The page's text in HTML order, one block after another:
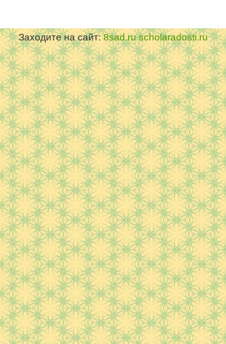
Заходите на сайт:8sad.ru scholaradosti.ru